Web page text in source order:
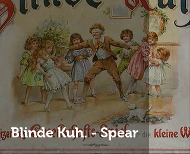
Blinde Kuh. - Spear